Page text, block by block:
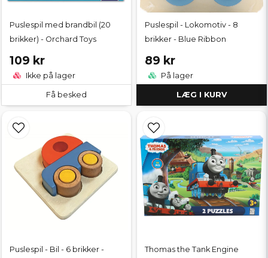
Puslespil med brandbil (20
brikker) - Orchard Toys
109 kr
Ikke på lager
Få besked
Puslespil - Lokomotiv - 8
brikker - Blue Ribbon
89 kr
På lager
LÆG I KURV
Puslespil - Bil - 6 brikker -
Thomas the Tank Engine